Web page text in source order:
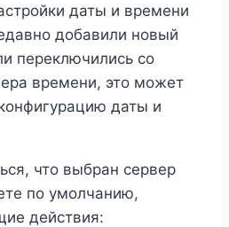
даты и времени
добавили новый
переключились со
времени, это может
даты и
что выбран сервер
по умолчанию,
действия: